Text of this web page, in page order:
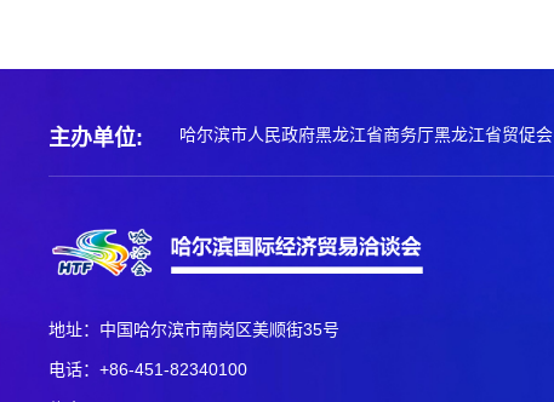
主办单位: 哈尔滨市人民政府黑龙江省商务厅黑龙江省贸促会
地址：中国哈尔滨市南岗区美顺街35号
电话：+86-451-82340100